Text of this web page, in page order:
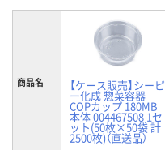
商品名 【ケース販売】シーピ
ー化成 惣菜容器
COPカップ 180MB
本体 004467508 1セ
ット(50枚×50袋 計
2500枚)（直送品）